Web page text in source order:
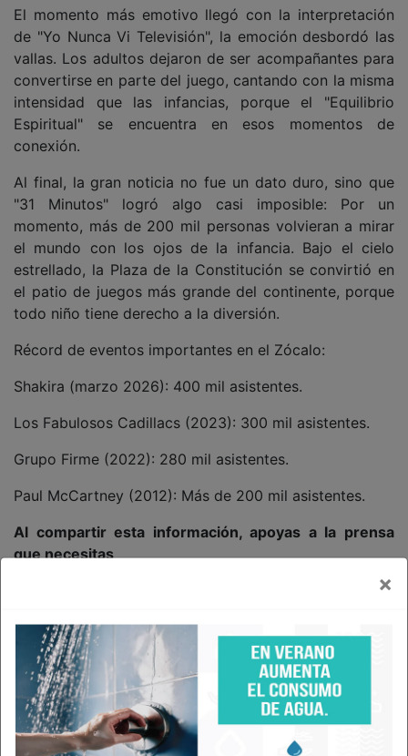
×
El momento más emotivo llegó con la interpretación
de "Yo Nunca Vi Televisión", la emoción desbordó las
vallas. Los adultos dejaron de ser acompañantes para
convertirse en parte del juego, cantando con la misma
intensidad que las infancias, porque el "Equilibrio
Espiritual" se encuentra en esos momentos de
conexión.
Al final, la gran noticia no fue un dato duro, sino que
"31 Minutos" logró algo casi imposible: Por un
momento, más de 200 mil personas volvieran a mirar
el mundo con los ojos de la infancia. Bajo el cielo
estrellado, la Plaza de la Constitución se convirtió en
el patio de juegos más grande del continente, porque
todo niño tiene derecho a la diversión.
Récord de eventos importantes en el Zócalo:
Shakira (marzo 2026): 400 mil asistentes.
Los Fabulosos Cadillacs (2023): 300 mil asistentes.
Grupo Firme (2022): 280 mil asistentes.
Paul McCartney (2012): Más de 200 mil asistentes.
Al compartir esta información, apoyas a la prensa
que necesitas